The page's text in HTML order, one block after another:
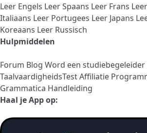
Leer Engels Leer Spaans Leer Frans
Italiaans Leer Portugees Leer Japans
Koreaans Leer Russisch
Hulpmiddelen
Forum Blog Word een studiebegeleider
TaalvaardigheidsTestAffiliatie
Grammatica Handleiding
Haal je App op: